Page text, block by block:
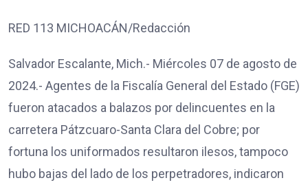
RED 113 MICHOACÁN/Redacción
Salvador Escalante, Mich.- Miércoles 07 de agosto de
2024.- Agentes de la Fiscalía General del Estado (FGE)
fueron atacados a balazos por delincuentes en la
carretera Pátzcuaro-Santa Clara del Cobre; por
fortuna los uniformados resultaron ilesos, tampoco
hubo bajas del lado de los perpetradores, indicaron